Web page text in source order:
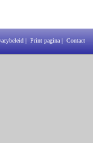
| Print pagina | Contact